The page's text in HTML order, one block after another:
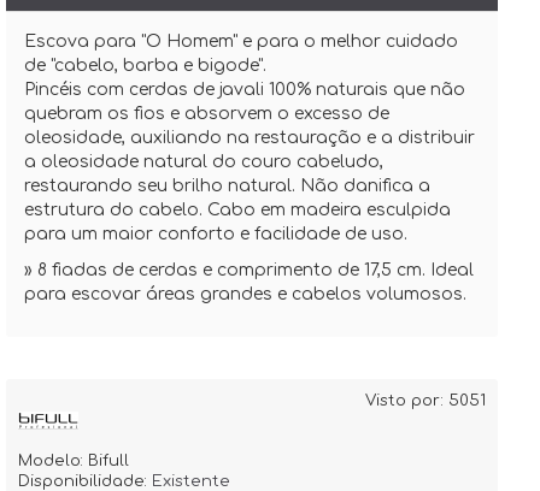
Escova para "O Homem" e para o melhor cuidado
de "cabelo, barba e bigode".
Pincéis com cerdas de javali 100% naturais que não
quebram os fios e absorvem o excesso de
oleosidade, auxiliando na restauração e a distribuir
a oleosidade natural do couro cabeludo,
restaurando seu brilho natural. Não danifica a
estrutura do cabelo. Cabo em madeira esculpida
para um maior conforto e facilidade de uso.
» 8 fiadas de cerdas e comprimento de 17,5 cm. Ideal
para escovar áreas grandes e cabelos volumosos.
Visto por: 5051
Modelo: Bifull
Disponibilidade: Existente